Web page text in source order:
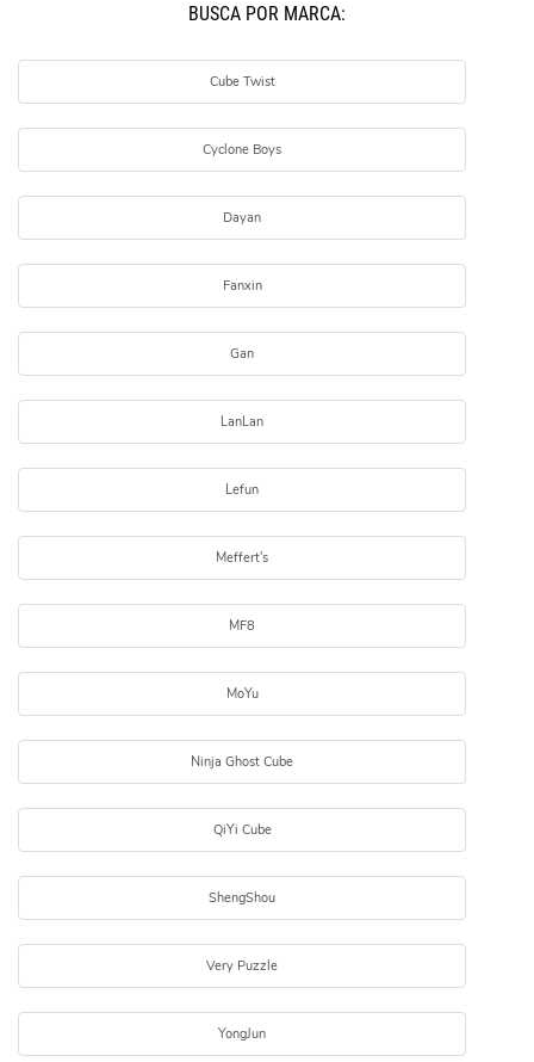
BUSCÁ POR MARCA:
Cube Twist
Cyclone Boys
Dayan
Fanxin
Gan
LanLan
Lefun
Meffert's
MF8
MoYu
Ninja Ghost Cube
QiYi Cube
ShengShou
Very Puzzle
YongJun